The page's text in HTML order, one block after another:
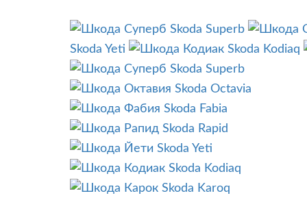
Skoda Superb
Skoda Yeti
Skoda Kodiaq
Skoda Superb
Skoda Octavia
Skoda Fabia
Skoda Rapid
Skoda Yeti
Skoda Kodiaq
Skoda Karoq